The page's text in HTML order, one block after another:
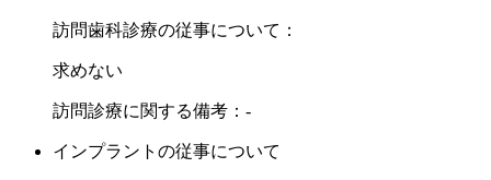
訪問歯科診療の従事について：
求めない
訪問診療に関する備考：-
インプラントの従事について